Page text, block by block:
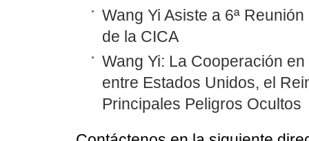
Wang Yi Asiste a 6ª
de la CICA
Wang Yi: La Cooperación
entre Estados Unidos, el
Principales Peligros Ocultos